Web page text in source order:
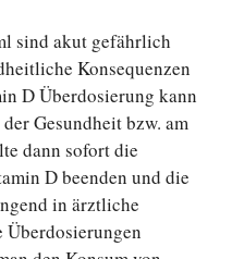
sind akut gefährlich
Konsequenzen
D Überdosierung kann
Gesundheit bzw. am
dann sofort die
D beenden und die
in ärztliche
Überdosierungen